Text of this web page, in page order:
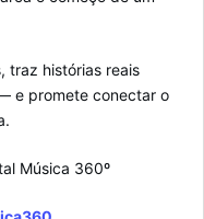
traz histórias reais
e promete conectar o
Música 360º